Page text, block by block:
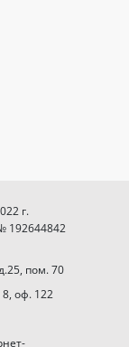
г.
192644842
пом. 70
оф. 122